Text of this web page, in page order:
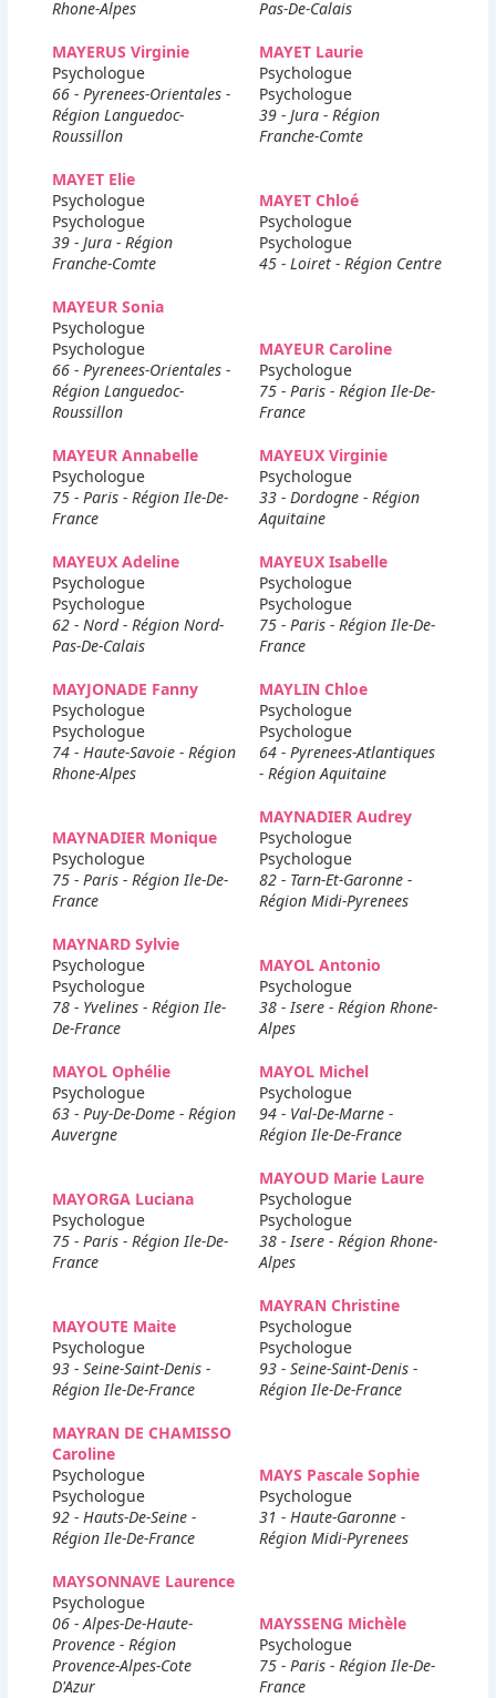
Rhone-Alpes Pas-De-Calais
MAYERUS Virginie
Psychologue
66 - Pyrenees-Orientales -
Région Languedoc-
Roussillon
MAYET Laurie
Psychologue
Psychologue
39 - Jura - Région
Franche-Comte
MAYET Elie
Psychologue
Psychologue
39 - Jura - Région
Franche-Comte
MAYET Chloé
Psychologue
Psychologue
45 - Loiret - Région Centre
MAYEUR Sonia
Psychologue
Psychologue
66 - Pyrenees-Orientales -
Région Languedoc-
Roussillon
MAYEUR Caroline
Psychologue
75 - Paris - Région Ile-De-
France
MAYEUR Annabelle
Psychologue
75 - Paris - Région Ile-De-
France
MAYEUX Virginie
Psychologue
33 - Dordogne - Région
Aquitaine
MAYEUX Adeline
Psychologue
Psychologue
62 - Nord - Région Nord-
Pas-De-Calais
MAYEUX Isabelle
Psychologue
Psychologue
75 - Paris - Région Ile-De-
France
MAYJONADE Fanny
Psychologue
Psychologue
74 - Haute-Savoie - Région
Rhone-Alpes
MAYLIN Chloe
Psychologue
Psychologue
64 - Pyrenees-Atlantiques
- Région Aquitaine
MAYNADIER Monique
Psychologue
75 - Paris - Région Ile-De-
France
MAYNADIER Audrey
Psychologue
Psychologue
82 - Tarn-Et-Garonne -
Région Midi-Pyrenees
MAYNARD Sylvie
Psychologue
Psychologue
78 - Yvelines - Région Ile-
De-France
MAYOL Antonio
Psychologue
38 - Isere - Région Rhone-
Alpes
MAYOL Ophélie
Psychologue
63 - Puy-De-Dome - Région
Auvergne
MAYOL Michel
Psychologue
94 - Val-De-Marne -
Région Ile-De-France
MAYORGA Luciana
Psychologue
75 - Paris - Région Ile-De-
France
MAYOUD Marie Laure
Psychologue
Psychologue
38 - Isere - Région Rhone-
Alpes
MAYOUTE Maite
Psychologue
93 - Seine-Saint-Denis -
Région Ile-De-France
MAYRAN Christine
Psychologue
Psychologue
93 - Seine-Saint-Denis -
Région Ile-De-France
MAYRAN DE CHAMISSO
Caroline
Psychologue
Psychologue
92 - Hauts-De-Seine -
Région Ile-De-France
MAYS Pascale Sophie
Psychologue
31 - Haute-Garonne -
Région Midi-Pyrenees
MAYSONNAVE Laurence
Psychologue
06 - Alpes-De-Haute-
Provence - Région
Provence-Alpes-Cote
D'Azur
MAYSSENG Michèle
Psychologue
75 - Paris - Région Ile-De-
France